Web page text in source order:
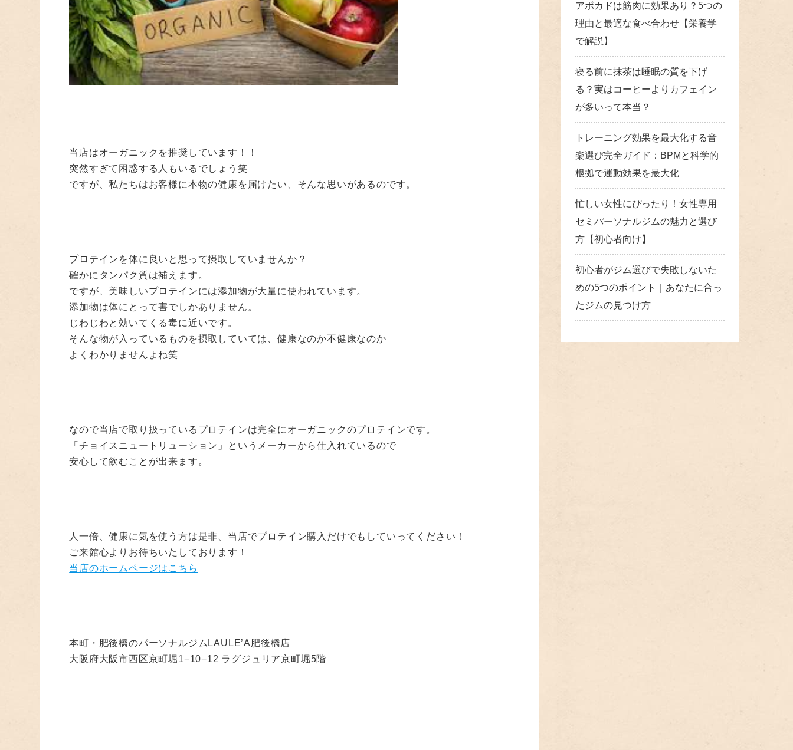
当店はオーガニックを推奨しています！！
突然すぎて困惑する人もいるでしょう笑
ですが、私たちはお客様に本物の健康を届けたい、そんな思いがあるのです。
プロテインを体に良いと思って摂取していませんか？
確かにタンパク質は補えます。
ですが、美味しいプロテインには添加物が大量に使われています。
添加物は体にとって害でしかありません。
じわじわと効いてくる毒に近いです。
そんな物が入っているものを摂取していては、健康なのか不健康なのか
よくわかりませんよね笑
なので当店で取り扱っているプロテインは完全にオーガニックのプロテインです。
「チョイスニュートリューション」というメーカーから仕入れているので
安心して飲むことが出来ます。
人一倍、健康に気を使う方は是非、当店でプロテイン購入だけでもしていってください！
ご来館心よりお待ちいたしております！
当店のホームページはこちら
本町・肥後橋のパーソナルジムLAULE’A肥後橋店
大阪府大阪市西区京町堀1−10−12 ラグジュリア京町堀5階
アボカドは筋肉に効果あり？5つの
理由と最適な食べ合わせ【栄養学
で解説】
寝る前に抹茶は睡眠の質を下げ
る？実はコーヒーよりカフェイン
が多いって本当？
トレーニング効果を最大化する音
楽選び完全ガイド：BPMと科学的
根拠で運動効果を最大化
忙しい女性にぴったり！女性専用
セミパーソナルジムの魅力と選び
方【初心者向け】
初心者がジム選びで失敗しないた
めの5つのポイント｜あなたに合っ
たジムの見つけ方